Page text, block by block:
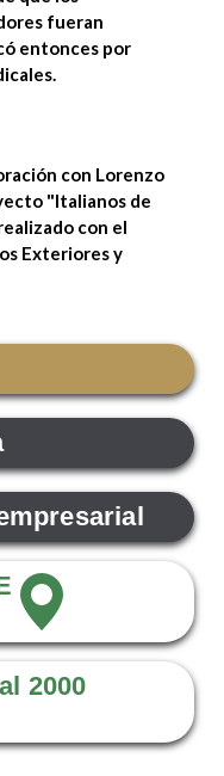
fueran
entonces por
con Lorenzo
"Italianos de
con el
Exteriores y
2000